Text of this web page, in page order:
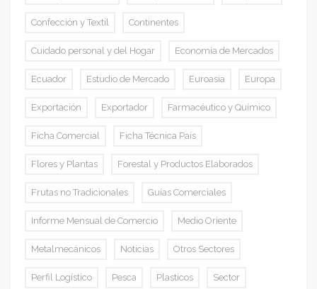
Confección y Textil Continentes
Cuidado personal y del Hogar Economía de Mercados
Ecuador Estudio de Mercado Euroasia Europa
Exportación Exportador Farmacéutico y Químico
Ficha Comercial Ficha Técnica País
Flores y Plantas Forestal y Productos Elaborados
Frutas no Tradicionales Guías Comerciales
Informe Mensual de Comercio Medio Oriente
Metalmecánicos Noticias Otros Sectores
Perfil Logístico Pesca Plasticos Sector